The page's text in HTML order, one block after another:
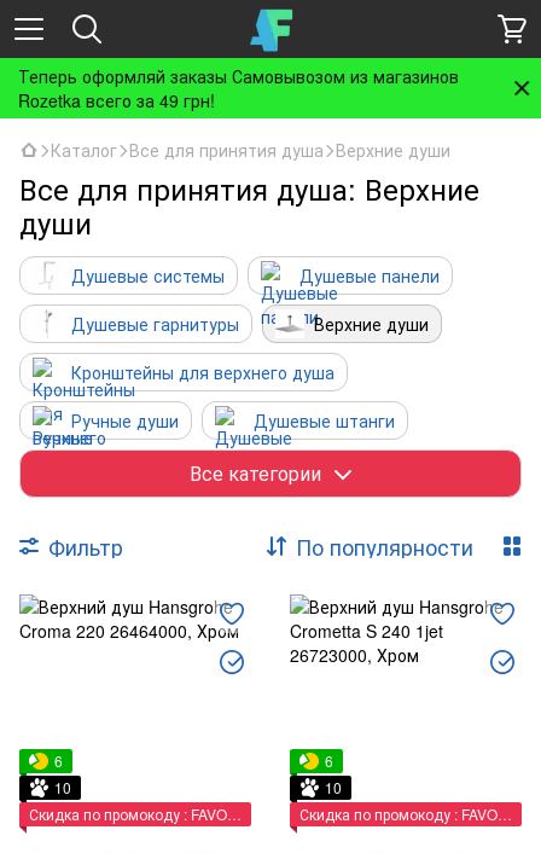
Теперь оформляй заказы Самовывозом из магазинов
Rozetka всего за 49 грн!
Каталог Все для принятия душа Верхние души
Все для принятия душа: Верхние
души
Душевые системы
Душевые панели
Душевые гарнитуры
Верхние души
Кронштейны для верхнего душа
Ручные души
Душевые штанги
Шланги для душа
Держатели для душа
Боковые форсунки
Аксессуары
Все категории
Фильтр По популярности
6
10
Скидка по промокоду : FAVORIT
6
10
Скидка по промокоду : FAVORIT